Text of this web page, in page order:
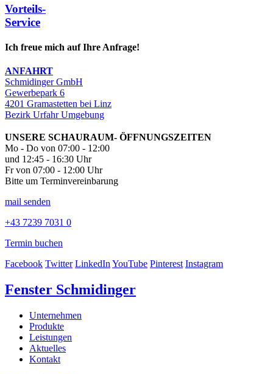
Vorteils-
Service
Ich freue mich auf Ihre Anfrage!
ANFAHRT
Schmidinger GmbH
Gewerbepark 6
4201 Gramastetten bei Linz
Bezirk Urfahr Umgebung
UNSERE SCHAURAUM- ÖFFNUNGSZEITEN
Mo - Do von 07:00 - 12:00
und 12:45 - 16:30 Uhr
Fr von 07:00 - 12:00 Uhr
Bitte um Terminvereinbarung
mail senden
+43 7239 7031 0
Termin buchen
Facebook Twitter LinkedInYouTube Pinterest Instagram
Fenster Schmidinger
Unternehmen
Produkte
Leistungen
Aktuelles
Kontakt